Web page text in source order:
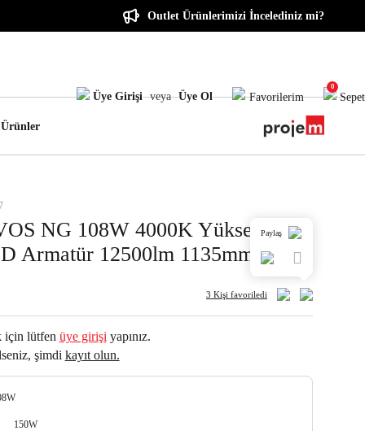
Outlet Ürünlerimizi İncelediniz mi?
Üye Girişi veya Üye Ol Favorilerim
0
Sepet
NG 108W 4000K Yüksek
Armatür 12500lm 1135mm
3 Kişi favoriledi
Paylaş
için lütfen üye girişi yapınız.
şimdi kayıt olun.
150W